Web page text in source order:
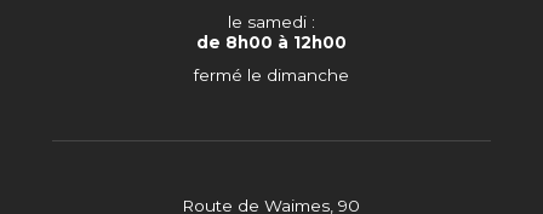
le samedi :
de 8h00 à 12h00
fermé le dimanche
Route de Waimes, 90